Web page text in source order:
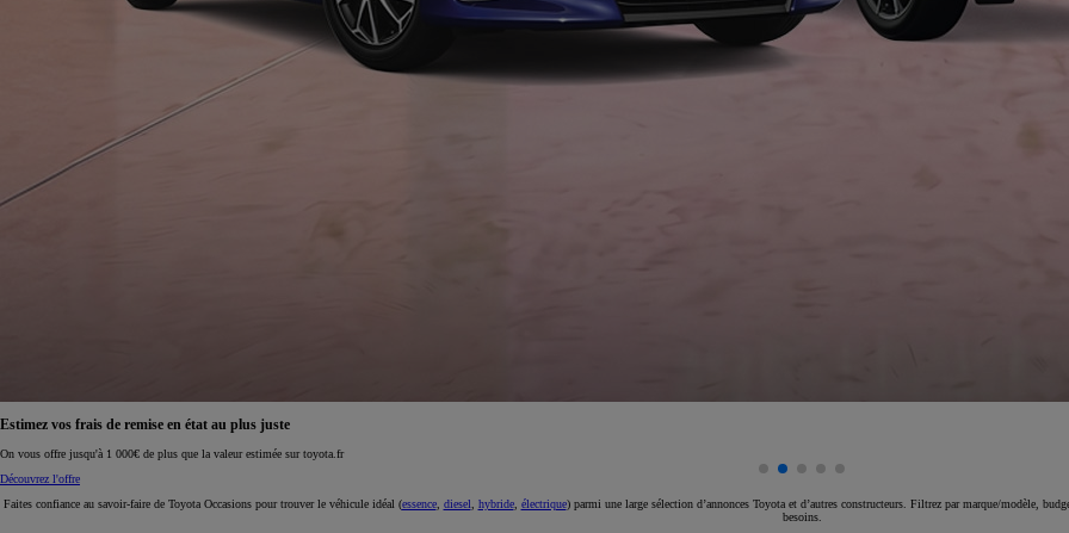
Disponible prochainement
Estimez vos frais de remise en état au plus juste
On vous offre jusqu'à 1 000€ de plus que la valeur estimée sur toyota.fr
Découvrez l'offre
Faites confiance au savoir-faire de Toyota Occasions pour trouver le véhicule idéal (essence, diesel hybride, électrique) parmi une large sélection d’annonces Toyota et d’autres constructeurs. Filtrez par marque/modèle,
besoins.